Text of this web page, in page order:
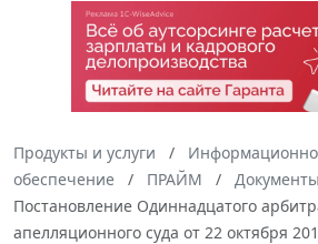
Продукты и услуги
обеспечение
ПРАЙМ
Постановление Одиннадцатого
апелляционного суда от 22 октября